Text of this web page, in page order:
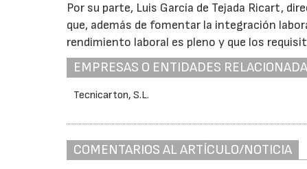
Por su parte, Luis García de Tejada Ricart,
que, además de fomentar la integración
rendimiento laboral es pleno y que los
EMPRESAS O ENTIDADES
Tecnicarton, S.L.
COMENTARIOS AL ARTÍCULO/NOTICIA